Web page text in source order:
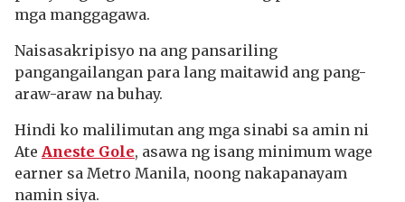
mga manggagawa.
Naisasakripisyo na ang pansariling
pangangailangan para lang maitawid ang pang-
araw-araw na buhay.
Hindi ko malilimutan ang mga sinabi sa amin ni
Ate Aneste Gole, asawa ng isang minimum wage
earner sa Metro Manila, noong nakapanayam
namin siya.